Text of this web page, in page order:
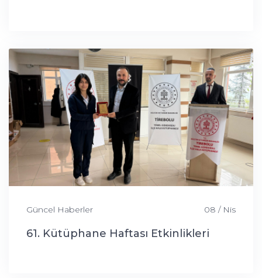
Güncel Haberler 08 / Nis
61. Kütüphane Haftası Etkinlikleri